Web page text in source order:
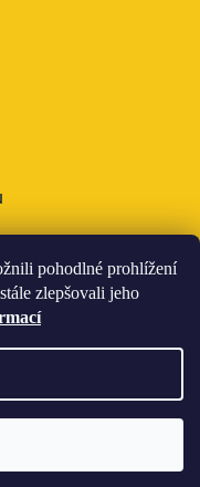
pohodlné prohlížení
zlepšovali jeho
práva vyhrazena.